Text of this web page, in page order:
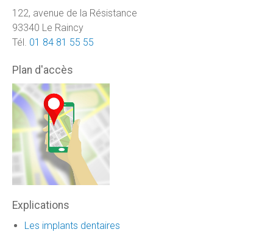
122, avenue de la Résistance
93340 Le Raincy
Tél. 01 84 81 55 55
Plan d'accès
Explications
Les implants dentaires